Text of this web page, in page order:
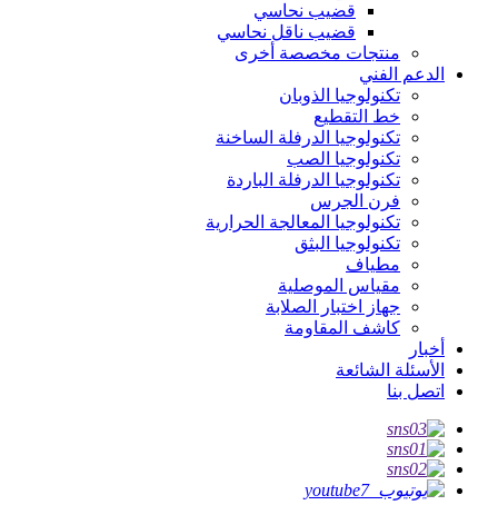
قضيب نحاسي
قضيب ناقل نحاسي
منتجات مخصصة أخرى
الدعم الفني
تكنولوجيا الذوبان
خط التقطيع
تكنولوجيا الدرفلة الساخنة
تكنولوجيا الصب
تكنولوجيا الدرفلة الباردة
فرن الجرس
تكنولوجيا المعالجة الحرارية
تكنولوجيا البثق
مطياف
مقياس الموصلية
جهاز اختبار الصلابة
كاشف المقاومة
أخبار
الأسئلة الشائعة
اتصل بنا